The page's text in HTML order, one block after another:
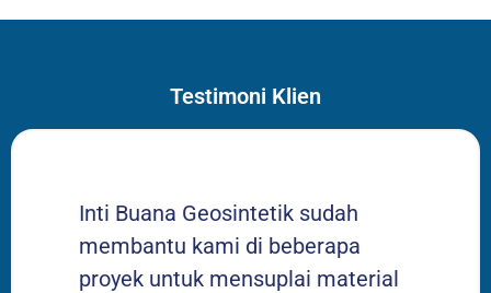
Testimoni Klien
Inti Buana Geosintetik sudah
membantu kami di beberapa
proyek untuk mensuplai material